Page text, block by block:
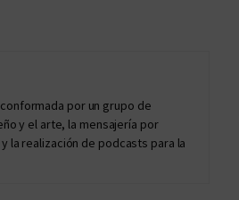
por un grupo de
y el arte, la mensajería por
la realización de podcasts para la